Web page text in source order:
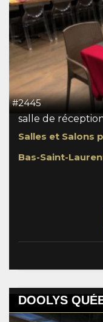
#2445
salle de
Salles et Salons
Bas-Saint-
DOOLYS